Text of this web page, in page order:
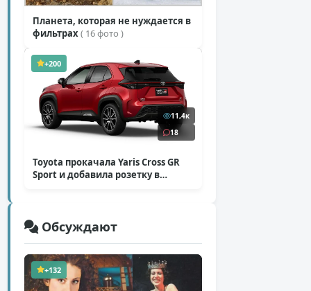
Планета, которая не нуждается в
фильтрах( 16 фото )
+200
11,4к
18
Toyota прокачала Yaris Cross GR
Sport и добавила розетку в
Обсуждают
+132